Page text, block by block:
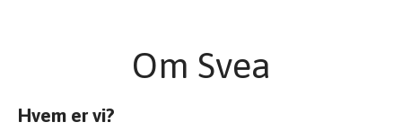
Om Svea
Hvem er vi?